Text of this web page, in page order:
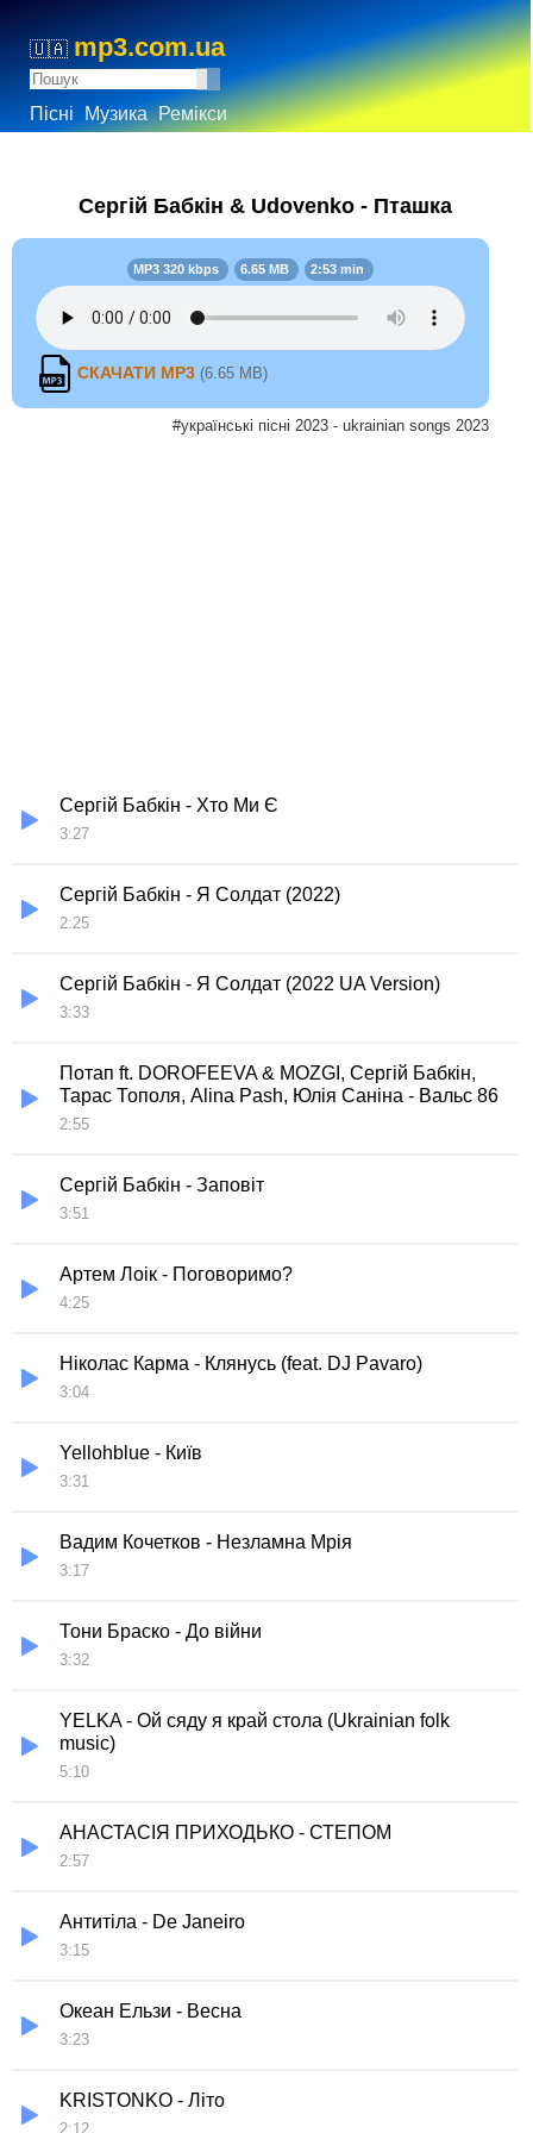
🇺🇦 mp3.com.ua
Пісні Музика Ремікси
Сергій Бабкін & Udovenko - Пташка
MP3 320 kbps 6.65 MB 2:53 min
СКАЧАТИ MP3 (6.65 MB)
#українські пісні 2023 - ukrainian songs 2023
Сергій Бабкін - Хто Ми Є
3:27
Сергій Бабкін - Я Солдат (2022)
2:25
Сергій Бабкін - Я Солдат (2022 UA Version)
3:33
Потап ft. DOROFEEVA & MOZGI, Сергій Бабкін,
Тарас Тополя, Alina Pash, Юлія Саніна - Вальс 86
2:55
Сергій Бабкін - Заповіт
3:51
Артем Лоік - Поговоримо?
4:25
Ніколас Карма - Клянусь (feat. DJ Pavaro)
3:04
Yellohblue - Київ
3:31
Вадим Кочетков - Незламна Мрія
3:17
Тони Браско - До війни
3:32
YELKA - Ой сяду я край стола (Ukrainian folk
music)
5:10
AНАСТАСІЯ ПРИХОДЬКО - СТЕПОМ
2:57
Антитіла - De Janeiro
3:15
Океан Ельзи - Весна
3:23
KRISTONKO - Літо
2:12